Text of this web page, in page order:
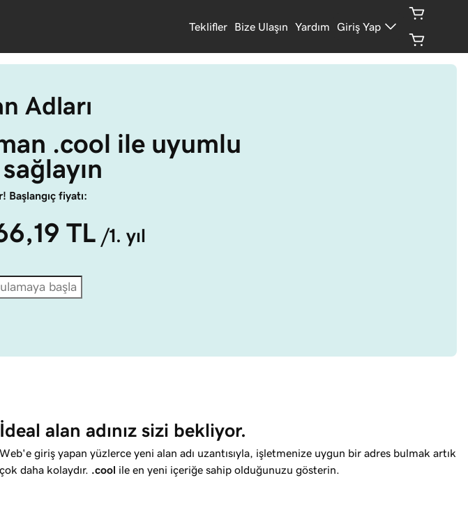
Teklifler Bize Ulaşın Yardım Giriş Yap
Adları
.cool ile uyumlu
Başlangıç fiyatı:
TL /1. yıl
İdeal alan adınız sizi bekliyor.
Web'e giriş yapan yüzlerce yeni alan adı uzantısıyla, işletmenize uygun bir adres bulmak artık
çok daha kolaydır. .cool ile en yeni içeriğe sahip olduğunuzu gösterin.